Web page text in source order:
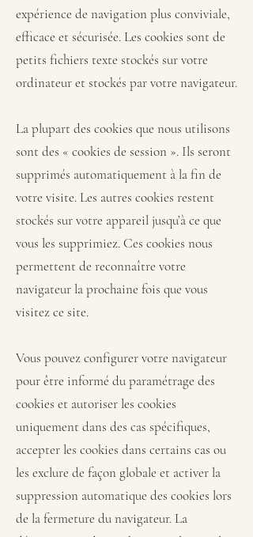
expérience de navigation plus conviviale,
efficace et sécurisée. Les cookies sont de
petits fichiers texte stockés sur votre
ordinateur et stockés par votre navigateur.
La plupart des cookies que nous utilisons
sont des « cookies de session ». Ils seront
supprimés automatiquement à la fin de
votre visite. Les autres cookies restent
stockés sur votre appareil jusqu’à ce que
vous les supprimiez. Ces cookies nous
permettent de reconnaître votre
navigateur la prochaine fois que vous
visitez ce site.
Vous pouvez configurer votre navigateur
pour être informé du paramétrage des
cookies et autoriser les cookies
uniquement dans des cas spécifiques,
accepter les cookies dans certains cas ou
les exclure de façon globale et activer la
suppression automatique des cookies lors
de la fermeture du navigateur. La